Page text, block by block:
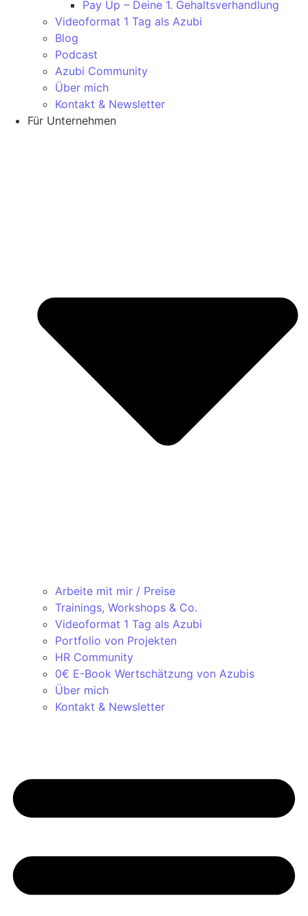
Pay Up – Deine 1. Gehaltsverhandlung
Videoformat 1 Tag als Azubi
Blog
Podcast
Azubi Community
Über mich
Kontakt & Newsletter
Für Unternehmen
Arbeite mit mir / Preise
Trainings, Workshops & Co.
Videoformat 1 Tag als Azubi
Portfolio von Projekten
HR Community
0€ E-Book Wertschätzung von Azubis
Über mich
Kontakt & Newsletter